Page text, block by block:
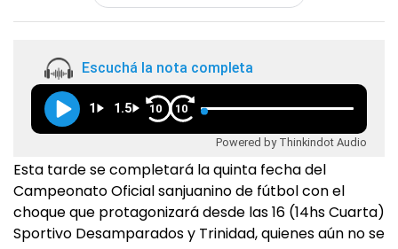
Escuchá la nota completa
1 1.5 10 10
Powered by Thinkindot Audio
Esta tarde se completará la quinta fecha del
Campeonato Oficial sanjuanino de fútbol con el
choque que protagonizará desde las 16 (14hs Cuarta)
Sportivo Desamparados y Trinidad, quienes aún no se